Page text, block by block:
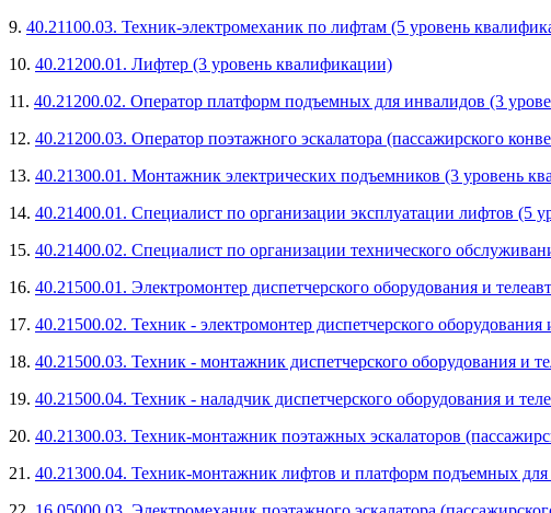
9. 40.21100.03. Техник-электромеханик по лифтам (5 уровень
10. 40.21200.01. Лифтер (3 уровень квалификации)
11. 40.21200.02. Оператор платформ подъемных для инвалидов (3
12. 40.21200.03. Оператор поэтажного эскалатора (пассажирского
13. 40.21300.01. Монтажник электрических подъемников (3 уровень
14. 40.21400.01. Специалист по организации эксплуатации лифтов (5
15. 40.21400.02. Специалист по организации технического
16. 40.21500.01. Электромонтер диспетчерского оборудования и
17. 40.21500.02. Техник - электромонтер диспетчерского
18. 40.21500.03. Техник - монтажник диспетчерского оборудования и
19. 40.21500.04. Техник - наладчик диспетчерского оборудования и
20. 40.21300.03. Техник-монтажник поэтажных эскалаторов
21. 40.21300.04. Техник-монтажник лифтов и платформ подъемных